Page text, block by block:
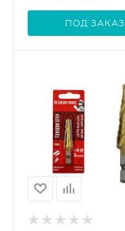
ПОД ЗАКАЗ